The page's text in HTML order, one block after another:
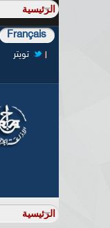
Français
تويتر